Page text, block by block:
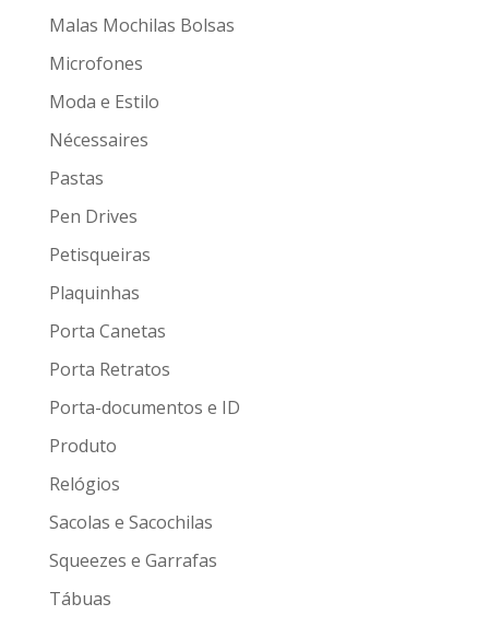
Malas Mochilas Bolsas
Microfones
Moda e Estilo
Nécessaires
Pastas
Pen Drives
Petisqueiras
Plaquinhas
Porta Canetas
Porta Retratos
Porta-documentos e ID
Produto
Relógios
Sacolas e Sacochilas
Squeezes e Garrafas
Tábuas